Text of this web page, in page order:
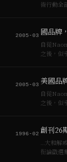
術行動全
Shock
2005-03 國品牌
自從
之後，似
2005-03 美國品
自從
之後，似
1996-02 創刊26
…大和解
衔論戳選